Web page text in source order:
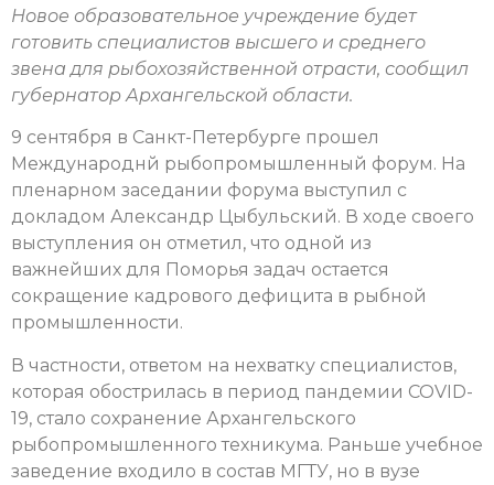
Новое образовательное учреждение будет
готовить специалистов высшего и среднего
звена для рыбохозяйственной отрасти, сообщил
губернатор Архангельской области.
9 сентября в Санкт-Петербурге прошел
Международнй рыбопромышленный форум. На
пленарном заседании форума выступил с
докладом Александр Цыбульский. В ходе своего
выступления он отметил, что одной из
важнейших для Поморья задач остается
сокращение кадрового дефицита в рыбной
промышленности.
В частности, ответом на нехватку специалистов,
которая обострилась в период пандемии COVID-
19, стало сохранение Архангельского
рыбопромышленного техникума. Раньше учебное
заведение входило в состав МГТУ, но в вузе